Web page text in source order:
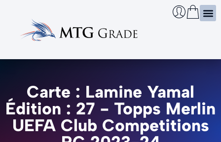
Carte : Lamine Yamal
Édition : 27 - Topps Merlin
UEFA Club Competitions